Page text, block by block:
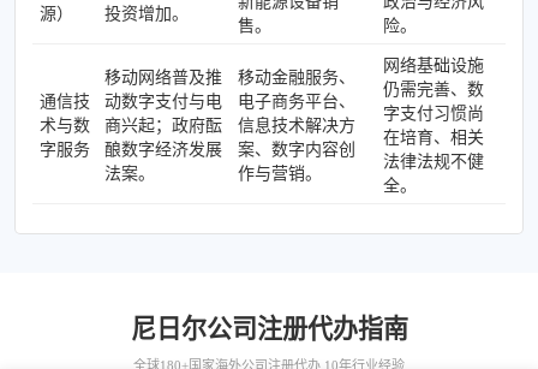
源）
投资增加。
售。
险。
通信技
术与数
字服务
移动网络普及推
动数字支付与电
商兴起；政府酝
酿数字经济发展
法案。
移动金融服务、
电子商务平台、
信息技术解决方
案、数字内容创
作与营销。
网络基础设施
仍需完善、数
字支付习惯尚
在培育、相关
法律法规不健
全。
尼日尔公司注册代办指南
全球180+国家海外公司注册代办 10年行业经验